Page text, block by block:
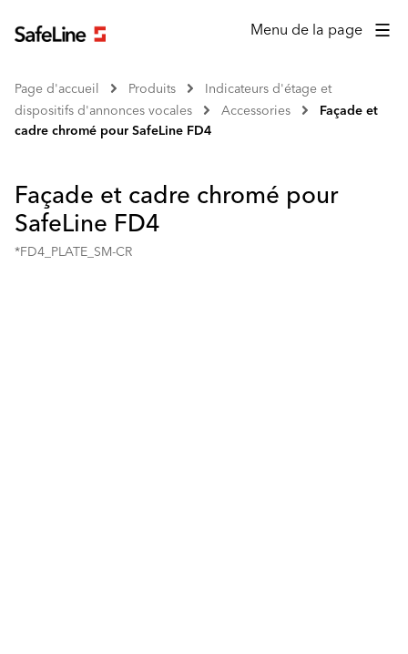
Menu de la page
Page d'accueil Produits
Indicateurs d'étage et
dispositifs d'annonces vocales
Accessories
Façade et
cadre chromé pour SafeLine FD4
Façade et cadre chromé pour
SafeLine FD4
*FD4_PLATE_SM-CR